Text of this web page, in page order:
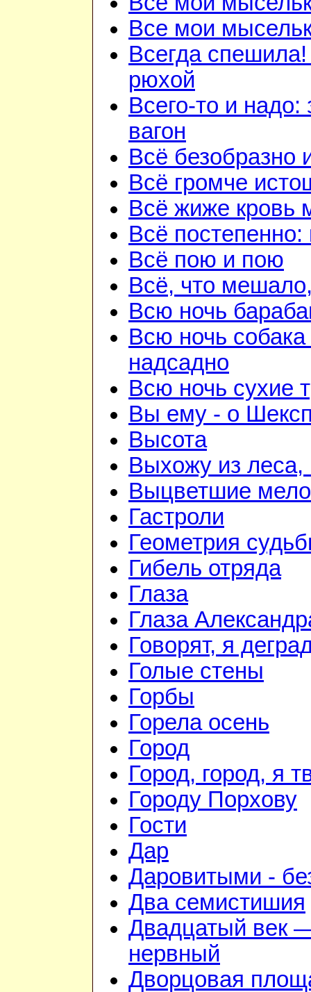
Все мои
Всегда
рюхой
Всего-то и надо:
вагон
Всё безобразно
Всё громче
Всё жиже кровь
Всё постепенно:
Всё пою и пою
Всё, что
Всю ночь
Всю ночь
надсадно
Всю ночь сухие
Вы ему - о
Высота
Выхожу из леса,
Выцветшие
Гастроли
Геометрия
Гибель отряда
Глаза
Глаза
Говорят, я
Голые стены
Горбы
Горела осень
Город
Город, город, я
Городу Порхову
Гости
Дар
Даровитыми -
Два семистишия
Двадцатый век
нервный
Дворцовая